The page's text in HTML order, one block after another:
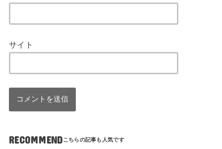
サイト
RECOMMEND